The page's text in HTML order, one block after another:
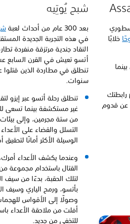
شبح يُوتِيه
بعد 300 عام من أحداث لعبة
في هذه التجربة الجديدة
النقاد جندية مرتزقة منفردة
أتسو تعيش في القرن السابع
تنطلق في مطاردة الذين قتلوا
سنوات.
تنطلق رحلة أتسو عبر إيزو
غير مستكشفة بينما تسعى
من ستة مجرمين، وإلى
التسلل والقضاء على
الوسيلة الأكثر أمانًا لتحقيق
وعندما يكشف الأعداء
القتال باستخدام مجموعة
لتلك الحقبة، بدءًا من سيف
بأتسو، ورمح الياري وسيف
وصولًا إلى الأقواس
أفلت من ملاحقة الأعداء
للتخفي من جديد.
خلابًا
رابطتك
عن قدوم